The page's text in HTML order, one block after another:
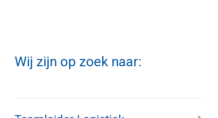
Wij zijn op zoek naar: